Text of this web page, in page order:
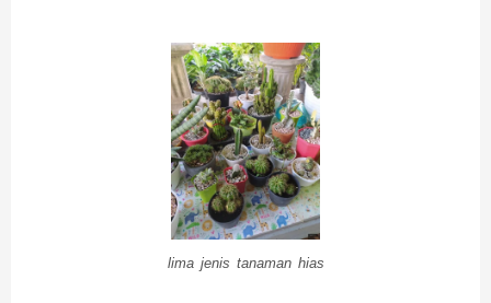
lima jenis tanaman hias